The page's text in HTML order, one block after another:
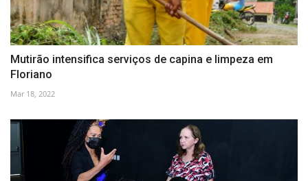
Mutirão intensifica serviços de capina e limpeza em
Floriano
Mar 18, 2022